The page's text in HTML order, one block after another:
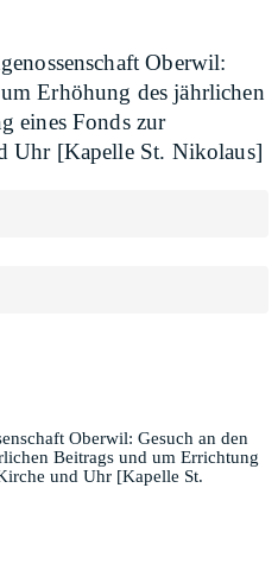
Oberwil:
Erhöhung des jährlichen
eines Fonds zur
Uhr [Kapelle St. Nikolaus]
Oberwil: Gesuch an den
Beitrags und um Errichtung
und Uhr [Kapelle St.